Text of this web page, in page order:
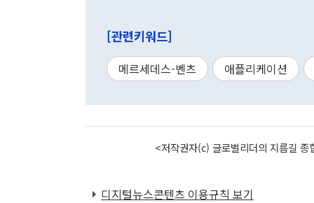
[관련키워드]
메르세데스-벤츠 애플리케이션
<저작권자(c) 글로벌리더의 지름길
디지털뉴스콘텐츠 이용규칙 보기